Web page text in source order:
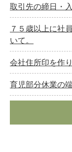
取引先の締日・
７５歳以上に社
いて。
会社住所印を作
育児部分休業の